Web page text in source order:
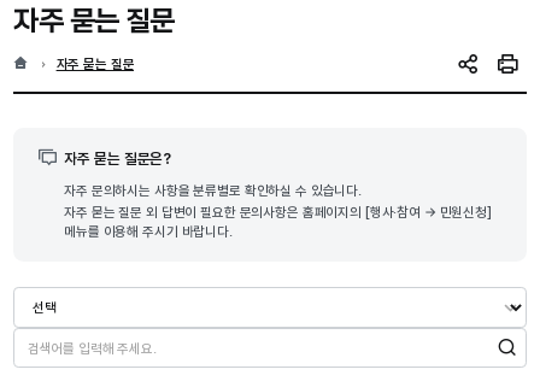
자주 묻는 질문
홈 현재 위치
자주 묻는 질문 SNS 공유인쇄
자주 묻는 질문은?
자주 문의하시는 사항을 분류별로 확인하실 수 있습니다.
자주 묻는 질문 외 답변이 필요한 문의사항은 홈페이지의 [행사·참여 → 민원신청]
메뉴를 이용해 주시기 바랍니다.
검색